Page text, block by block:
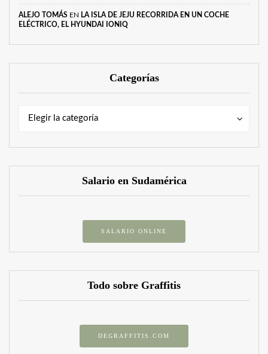
ALEJO TOMÁS EN LA ISLA DE JEJU RECORRIDA EN UN COCHE
ELÉCTRICO, EL HYUNDAI IONIQ
Categorías
Categorías
Elegir la categoría
Categorías
Salario en Sudamérica
SALARIO ONLINE
Todo sobre Graffitis
DEGRAFFITIS.COM